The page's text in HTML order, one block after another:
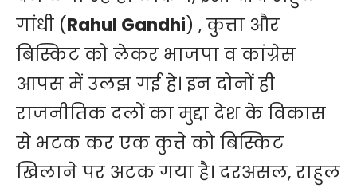
गांधी (Rahul Gandhi) , कुत्ता और
बिस्किट को लेकर भाजपा व कांग्रेस
आपस में उलझ गई हे। इन दोनों ही
राजनीतिक दलों का मुद्दा देश के विकास
से भटक कर एक कुत्ते को बिस्किट
खिलाने पर अटक गया है। दरअसल, राहुल